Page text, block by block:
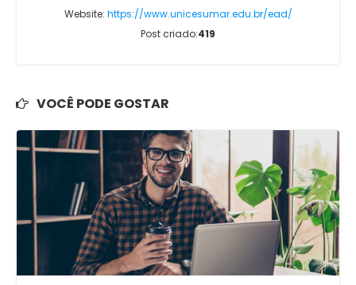
Website: https://www.unicesumar.edu.br/ead/
Post criado:419
VOCÊ PODE GOSTAR